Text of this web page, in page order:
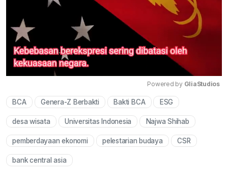
Powered by GliaStudios
BCA Genera-Z Berbakti Bakti BCA ESG
desa wisata Universitas Indonesia Najwa Shihab
pemberdayaan ekonomi pelestarian budaya CSR
bank central asia